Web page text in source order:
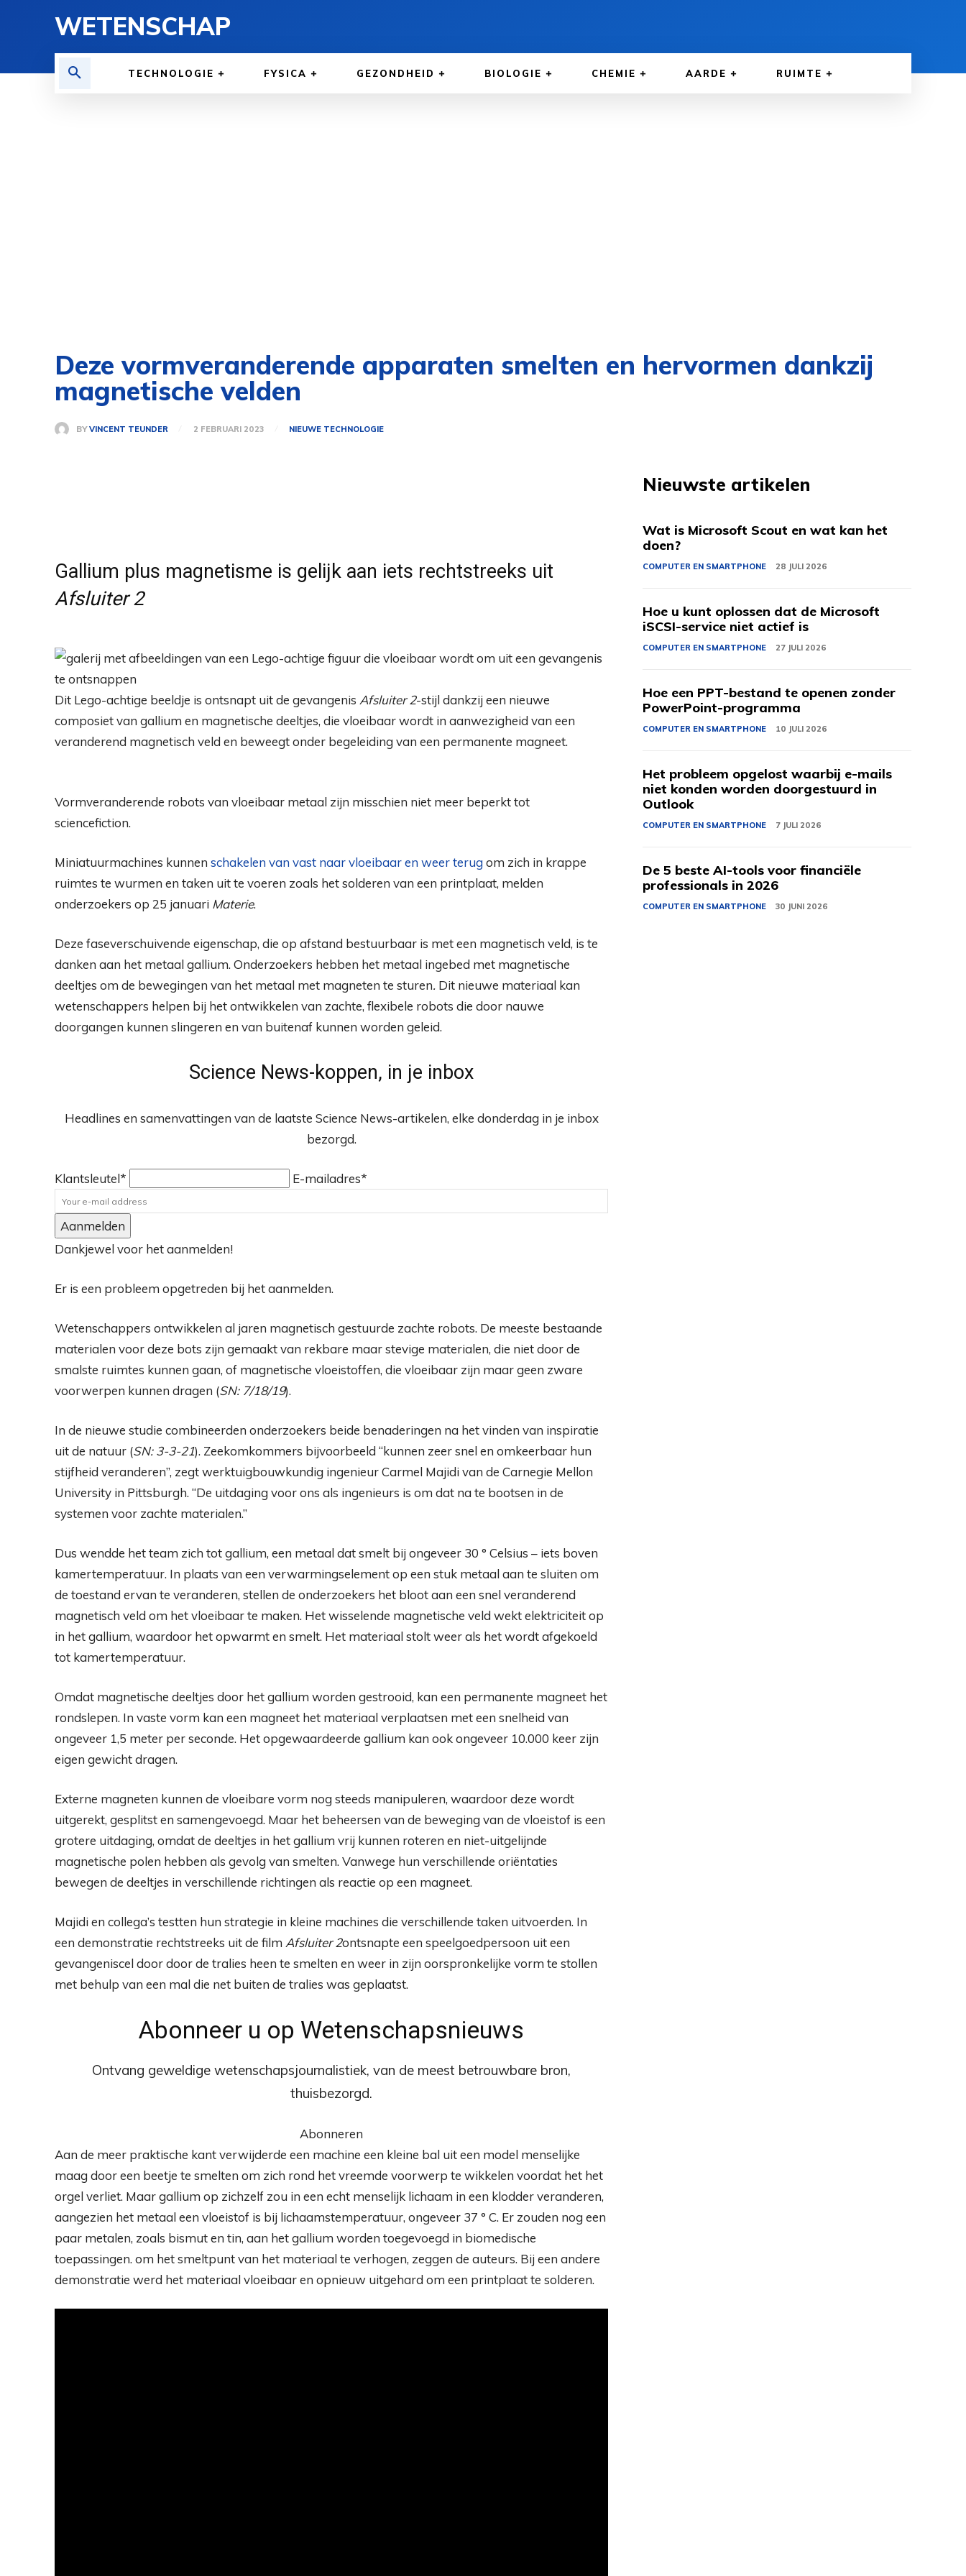
WETENSCHAP
TECHNOLOGIE FYSICA GEZONDHEID BIOLOGIE CHEMIE AARDE RUIMTE
Deze vormveranderende apparaten smelten en hervormen dankzij
magnetische velden
BY VINCENT TEUNDER 2 FEBRUARI 2023 NIEUWE TECHNOLOGIE
Gallium plus magnetisme is gelijk aan iets rechtstreeks uit
Afsluiter 2
Dit Lego-achtige beeldje is ontsnapt uit de gevangenis Afsluiter 2-stijl dankzij een nieuwe
composiet van gallium en magnetische deeltjes, die vloeibaar wordt in aanwezigheid van een
veranderend magnetisch veld en beweegt onder begeleiding van een permanente magneet.
Vormveranderende robots van vloeibaar metaal zijn misschien niet meer beperkt tot
sciencefiction.
Miniatuurmachines kunnen schakelen van vast naar vloeibaar en weer terug om zich in krappe
ruimtes te wurmen en taken uit te voeren zoals het solderen van een printplaat, melden
onderzoekers op 25 januari Materie.
Deze faseverschuivende eigenschap, die op afstand bestuurbaar is met een magnetisch veld, is te
danken aan het metaal gallium. Onderzoekers hebben het metaal ingebed met magnetische
deeltjes om de bewegingen van het metaal met magneten te sturen. Dit nieuwe materiaal kan
wetenschappers helpen bij het ontwikkelen van zachte, flexibele robots die door nauwe
doorgangen kunnen slingeren en van buitenaf kunnen worden geleid.
Science News-koppen, in je inbox
Headlines en samenvattingen van de laatste Science News-artikelen, elke donderdag in je inbox
bezorgd.
Klantsleutel* E-mailadres*
Aanmelden
Dankjewel voor het aanmelden!
Er is een probleem opgetreden bij het aanmelden.
Wetenschappers ontwikkelen al jaren magnetisch gestuurde zachte robots. De meeste bestaande
materialen voor deze bots zijn gemaakt van rekbare maar stevige materialen, die niet door de
smalste ruimtes kunnen gaan, of magnetische vloeistoffen, die vloeibaar zijn maar geen zware
voorwerpen kunnen dragen (SN: 7/18/19).
In de nieuwe studie combineerden onderzoekers beide benaderingen na het vinden van inspiratie
uit de natuur (SN: 3-3-21). Zeekomkommers bijvoorbeeld “kunnen zeer snel en omkeerbaar hun
stijfheid veranderen”, zegt werktuigbouwkundig ingenieur Carmel Majidi van de Carnegie Mellon
University in Pittsburgh. “De uitdaging voor ons als ingenieurs is om dat na te bootsen in de
systemen voor zachte materialen.”
Dus wendde het team zich tot gallium, een metaal dat smelt bij ongeveer 30 ° Celsius – iets boven
kamertemperatuur. In plaats van een verwarmingselement op een stuk metaal aan te sluiten om
de toestand ervan te veranderen, stellen de onderzoekers het bloot aan een snel veranderend
magnetisch veld om het vloeibaar te maken. Het wisselende magnetische veld wekt elektriciteit op
in het gallium, waardoor het opwarmt en smelt. Het materiaal stolt weer als het wordt afgekoeld
tot kamertemperatuur.
Omdat magnetische deeltjes door het gallium worden gestrooid, kan een permanente magneet het
rondslepen. In vaste vorm kan een magneet het materiaal verplaatsen met een snelheid van
ongeveer 1,5 meter per seconde. Het opgewaardeerde gallium kan ook ongeveer 10.000 keer zijn
eigen gewicht dragen.
Externe magneten kunnen de vloeibare vorm nog steeds manipuleren, waardoor deze wordt
uitgerekt, gesplitst en samengevoegd. Maar het beheersen van de beweging van de vloeistof is een
grotere uitdaging, omdat de deeltjes in het gallium vrij kunnen roteren en niet-uitgelijnde
magnetische polen hebben als gevolg van smelten. Vanwege hun verschillende oriëntaties
bewegen de deeltjes in verschillende richtingen als reactie op een magneet.
Majidi en collega’s testten hun strategie in kleine machines die verschillende taken uitvoerden. In
een demonstratie rechtstreeks uit de film Afsluiter 2ontsnapte een speelgoedpersoon uit een
gevangeniscel door door de tralies heen te smelten en weer in zijn oorspronkelijke vorm te stollen
met behulp van een mal die net buiten de tralies was geplaatst.
Abonneer u op Wetenschapsnieuws
Ontvang geweldige wetenschapsjournalistiek, van de meest betrouwbare bron,
thuisbezorgd.
Abonneren
Aan de meer praktische kant verwijderde een machine een kleine bal uit een model menselijke
maag door een beetje te smelten om zich rond het vreemde voorwerp te wikkelen voordat het het
orgel verliet. Maar gallium op zichzelf zou in een echt menselijk lichaam in een klodder veranderen,
aangezien het metaal een vloeistof is bij lichaamstemperatuur, ongeveer 37 ° C. Er zouden nog een
paar metalen, zoals bismut en tin, aan het gallium worden toegevoegd in biomedische
toepassingen. om het smeltpunt van het materiaal te verhogen, zeggen de auteurs. Bij een andere
demonstratie werd het materiaal vloeibaar en opnieuw uitgehard om een ​​printplaat te solderen.
Nieuwste artikelen
Wat is Microsoft Scout en wat kan het
doen?
COMPUTER EN SMARTPHONE 28 JULI 2026
Hoe u kunt oplossen dat de Microsoft
iSCSI-service niet actief is
COMPUTER EN SMARTPHONE 27 JULI 2026
Hoe een PPT-bestand te openen zonder
PowerPoint-programma
COMPUTER EN SMARTPHONE 10 JULI 2026
Het probleem opgelost waarbij e-mails
niet konden worden doorgestuurd in
Outlook
COMPUTER EN SMARTPHONE 7 JULI 2026
De 5 beste AI-tools voor financiële
professionals in 2026
COMPUTER EN SMARTPHONE 30 JUNI 2026